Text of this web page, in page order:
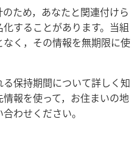
ため，あなたと関連付けら
することがあります。当組
く，その情報を無期限に使
保持期間について詳しく知
報を使って，お住まいの地
わせください。